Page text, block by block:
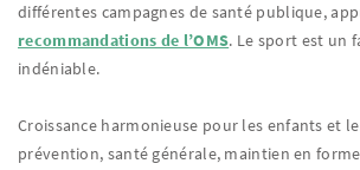
différentes campagnes de santé publique,
recommandations de l’OMS. Le sport est un
indéniable.
Croissance harmonieuse pour les enfants et
prévention, santé générale, maintien en